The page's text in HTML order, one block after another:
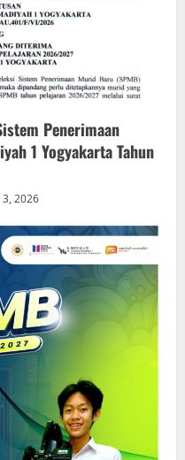
Penerimaan
1 Yogyakarta Tahun
3, 2026